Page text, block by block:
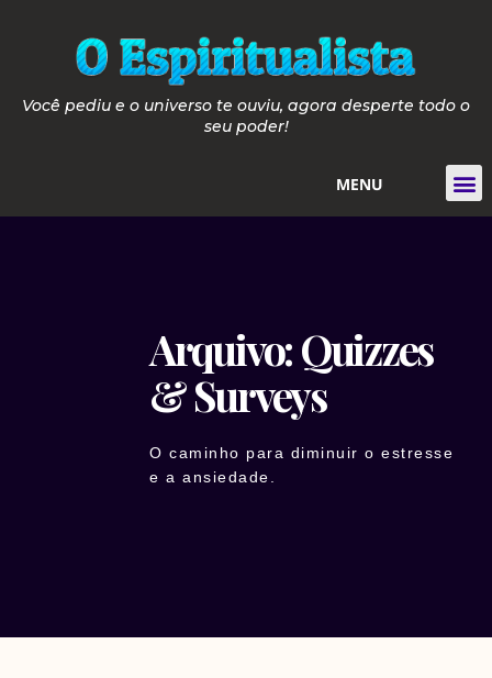
MENU
Você pediu e o universo te ouviu, agora desperte todo o
seu poder!
Arquivo: Quizzes
& Surveys
O caminho para diminuir o estresse
e a ansiedade.